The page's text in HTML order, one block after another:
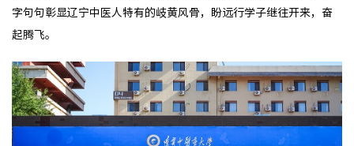
字句句彰显辽宁中医人特有的岐黄风骨，盼远行学子继往开来，奋
起腾飞。